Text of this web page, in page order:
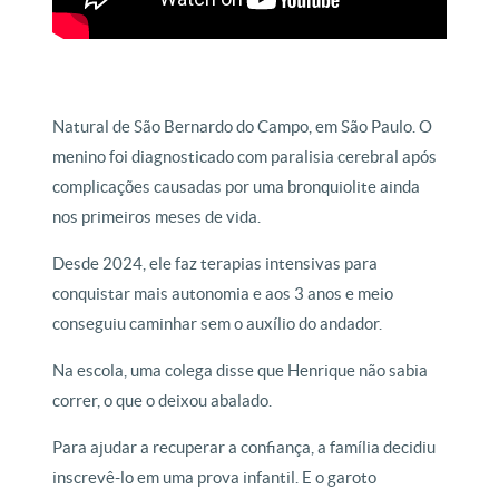
Natural de São Bernardo do Campo, em São Paulo. O
menino foi diagnosticado com paralisia cerebral após
complicações causadas por uma bronquiolite ainda
nos primeiros meses de vida.
Desde 2024, ele faz terapias intensivas para
conquistar mais autonomia e aos 3 anos e meio
conseguiu caminhar sem o auxílio do andador.
Na escola, uma colega disse que Henrique não sabia
correr, o que o deixou abalado.
Para ajudar a recuperar a confiança, a família decidiu
inscrevê-lo em uma prova infantil. E o garoto